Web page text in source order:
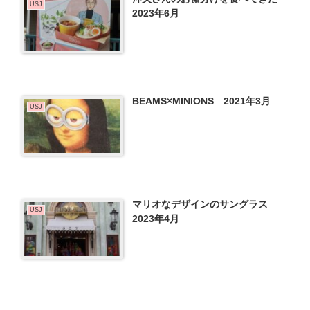
USJ
2023年6月
USJ BEAMS×MINIONS 2021年3月
USJ
マリオなデザインのサングラス
2023年4月